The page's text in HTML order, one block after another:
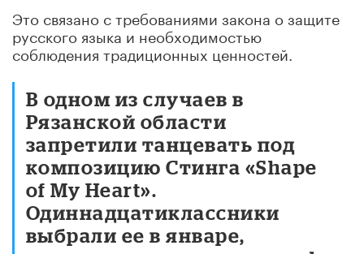
Это связано с требованиями закона о защите
русского языка и необходимостью
соблюдения традиционных ценностей.
В одном из случаев в
Рязанской области
запретили танцевать под
композицию Стинга «Shape
of My Heart».
Одиннадцатиклассники
выбрали ее в январе,